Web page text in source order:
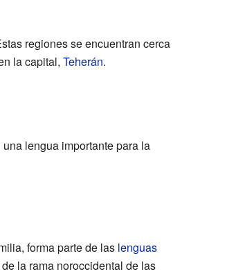
regiones se encuentran cerca
la capital, Teherán.
lengua importante para la
forma parte de las lenguas
la rama noroccidental de las